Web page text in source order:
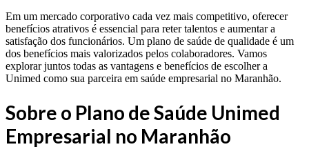
Em um mercado corporativo cada vez mais competitivo, oferecer
benefícios atrativos é essencial para reter talentos e aumentar a
satisfação dos funcionários. Um plano de saúde de qualidade é um
dos benefícios mais valorizados pelos colaboradores. Vamos
explorar juntos todas as vantagens e benefícios de escolher a
Unimed como sua parceira em saúde empresarial no Maranhão.
Sobre o Plano de Saúde Unimed
Empresarial no Maranhão